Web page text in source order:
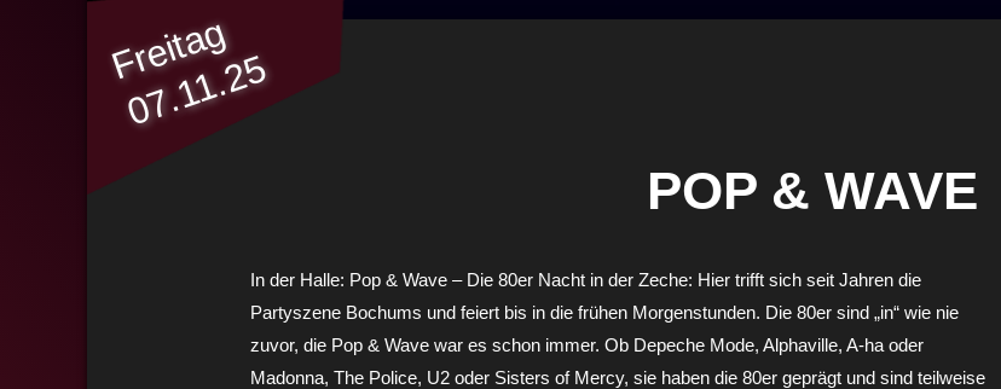
Freitag
07.11.25
POP & WAVE
In der Halle: Pop & Wave – Die 80er Nacht in der Zeche: Hier trifft sich seit Jahren die
Partyszene Bochums und feiert bis in die frühen Morgenstunden. Die 80er sind „in“ wie nie
zuvor, die Pop & Wave war es schon immer. Ob Depeche Mode, Alphaville, A-ha oder
Madonna, The Police, U2 oder Sisters of Mercy, sie haben die 80er geprägt und sind teilweise